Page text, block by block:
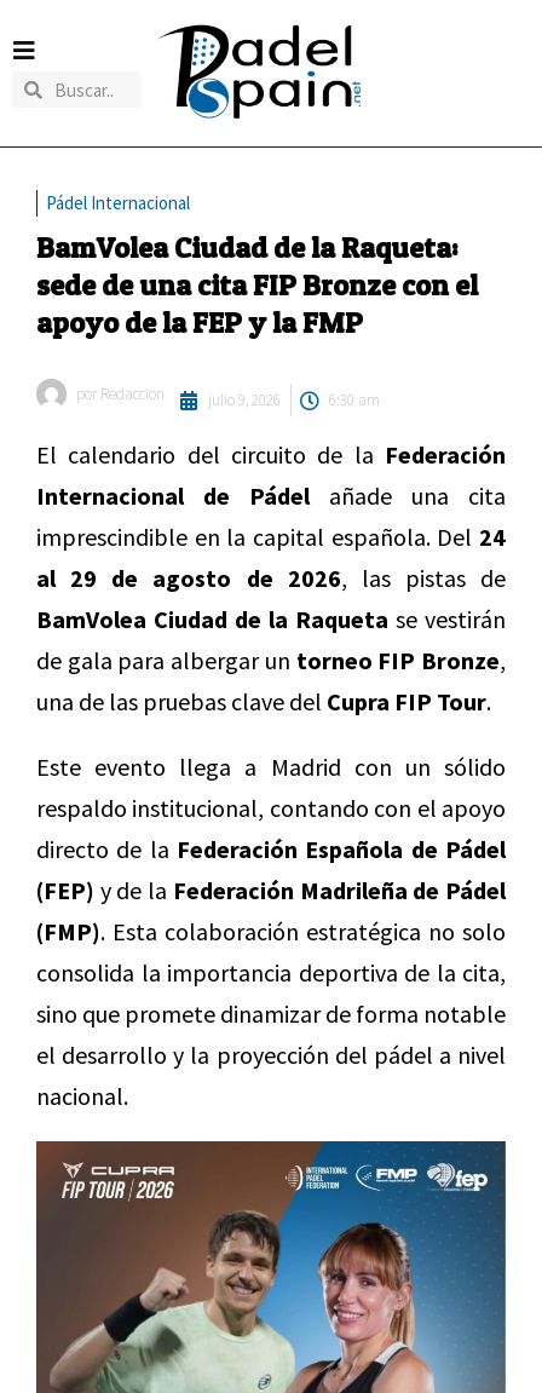
Pádel Internacional
BamVolea Ciudad de la Raqueta:
sede de una cita FIP Bronze con el
apoyo de la FEP y la FMP
por Redaccion julio 9, 2026 6:30 am
El calendario del circuito de la Federación
Internacional de Pádelañade una cita
imprescindible en la capital española. Del 24
al 29 de agosto de 2026, las pistas de
BamVolea Ciudad de la Raqueta se vestirán
de gala para albergar un torneo FIP Bronze,
una de las pruebas clave del Cupra FIP Tour.
Este evento llega a Madrid con un sólido
respaldo institucional, contando con el apoyo
directo de la Federación Española de Pádel
(FEP) y de la Federación Madrileña de Pádel
(FMP). Esta colaboración estratégica no solo
consolida la importancia deportiva de la cita,
sino que promete dinamizar de forma notable
el desarrollo y la proyección del pádel a nivel
nacional.